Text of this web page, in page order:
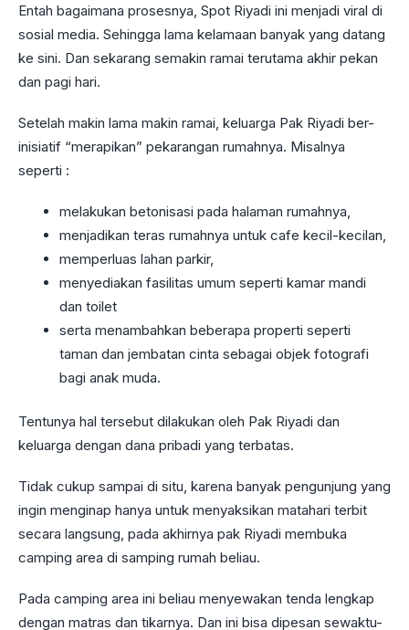
Entah bagaimana prosesnya, Spot Riyadi ini menjadi viral di
sosial media. Sehingga lama kelamaan banyak yang datang
ke sini. Dan sekarang semakin ramai terutama akhir pekan
dan pagi hari.
Setelah makin lama makin ramai, keluarga Pak Riyadi ber-
inisiatif “merapikan” pekarangan rumahnya. Misalnya
seperti :
melakukan betonisasi pada halaman rumahnya,
menjadikan teras rumahnya untuk cafe kecil-kecilan,
memperluas lahan parkir,
menyediakan fasilitas umum seperti kamar mandi
dan toilet
serta menambahkan beberapa properti seperti
taman dan jembatan cinta sebagai objek fotografi
bagi anak muda.
Tentunya hal tersebut dilakukan oleh Pak Riyadi dan
keluarga dengan dana pribadi yang terbatas.
Tidak cukup sampai di situ, karena banyak pengunjung yang
ingin menginap hanya untuk menyaksikan matahari terbit
secara langsung, pada akhirnya pak Riyadi membuka
camping area di samping rumah beliau.
Pada camping area ini beliau menyewakan tenda lengkap
dengan matras dan tikarnya. Dan ini bisa dipesan sewaktu-